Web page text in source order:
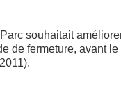
souhaitait
de fermeture, avant